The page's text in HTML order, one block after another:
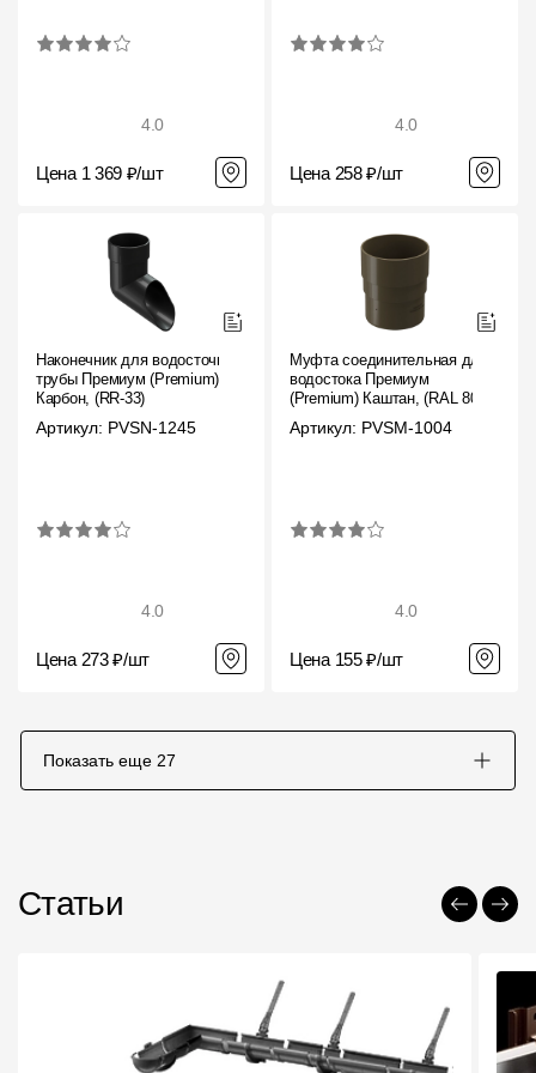
4.0
Цена 1 369 ₽/шт
4.0
Цена 258 ₽/шт
Наконечник для водосточной
трубы Премиум (Premium)
Карбон, (RR-33)
Артикул: PVSN-1245
4.0
Цена 273 ₽/шт
Муфта соединительная для
водостока Премиум
(Premium) Каштан, (RAL 8017)
Артикул: PVSM-1004
4.0
Цена 155 ₽/шт
Показать еще 27
Статьи